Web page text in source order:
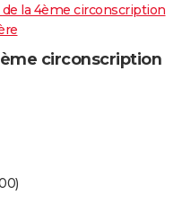
la 4ème circonscription
circonscription